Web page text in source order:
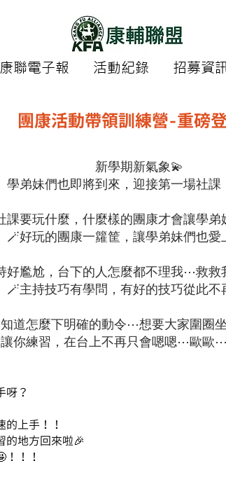
康聯電子報 活動紀錄 招募資
團康活動帶領訓練營-重磅
新學期新氣象💫
學弟妹們也即將到來，迎接第一場社
課要玩什麼，什麼樣的團康才會讓學弟
🪄好玩的團康一籮筐，讓學弟妹們也愛
好尷尬，台下的人怎麼都不理我⋯救救
🪄主持技巧有學問，有好的技巧從此不
道怎麼下明確的動令⋯想要大家圍圈
你練習，在台上不再只會嗯嗯⋯歐歐⋯
呀？
上手！！
的地方回來啦🎉
！！